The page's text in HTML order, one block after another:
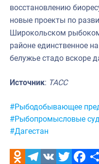
восстановлению
новые проекты по
Широкольском
районе единственное
белужье стадо вскоре
Источник: ТАСС
Метки:
#Рыбодобывающее
#Рыбопромысловые
#Дагестан